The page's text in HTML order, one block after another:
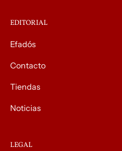
EDITORIAL
Efadós
Contacto
Tiendas
Noticias
LEGAL